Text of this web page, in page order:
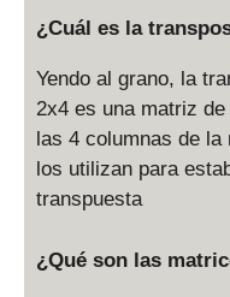
¿Cuál es la
Yendo al grano, la
2x4 es una matriz
las 4 columnas de
los utilizan para
transpuesta
¿Qué son las